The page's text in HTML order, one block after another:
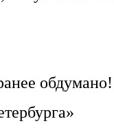
обдумано!